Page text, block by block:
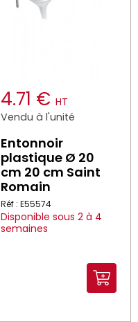
4.71 € HT
Vendu à l'unité
Entonnoir
plastique Ø 20
cm 20 cm Saint
Romain
Réf : E55574
Disponible sous 2 à 4
semaines